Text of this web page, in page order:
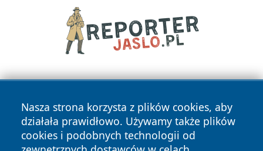
Nasza strona korzysta z plików cookies, aby
działała prawidłowo. Używamy także plików
cookies i podobnych technologii od